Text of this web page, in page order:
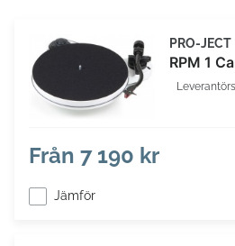
PRO-JECT
RPM 1
Från 7 190 kr
Jämför